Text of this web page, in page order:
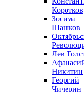
Коротков
Зосима
Шашков
Лев
Никитин
Георгий
Чичерин